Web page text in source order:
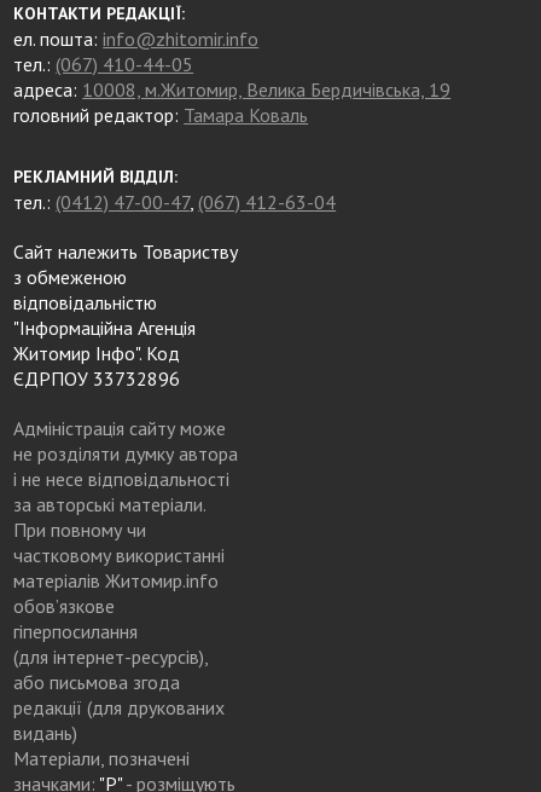
КОНТАКТИ РЕДАКЦІЇ:
ел. пошта:info@zhitomir.info
тел.: (067) 410-44-05
адреса: 10008, м.Житомир, Велика Бердичівська, 19
головний редактор: Тамара Коваль
РЕКЛАМНИЙ ВІДДІЛ:
тел.: (0412) 47-00-47, (067) 412-63-04
Сайт належить Товариству
з обмеженою
відповідальністю
"Інформаційна Агенція
Житомир Інфо". Код
ЄДРПОУ 33732896
Адміністрація сайту може
не розділяти думку автора
і не несе відповідальності
за авторські матеріали.
При повному чи
частковому використанні
матеріалів Житомир.info
обов’язкове
гіперпосилання
(для інтернет-ресурсів),
або письмова згода
редакції (для друкованих
видань)
Матеріали, позначені
значками: "Р"- розміщують